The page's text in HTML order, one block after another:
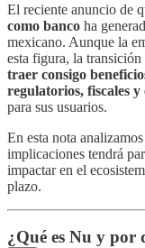
El reciente anuncio de
como banco ha
mexicano. Aunque la
esta figura, la
traer consigo
regulatorios, fiscales y
para sus usuarios.
En esta nota
implicaciones tendrá
impactar en el
plazo.
¿Qué es Nu y por